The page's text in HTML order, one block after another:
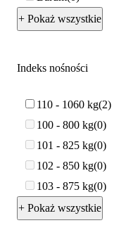
+ Pokaż wszystkie
Indeks nośności
110 - 1060 kg 2
100 - 800 kg 0
101 - 825 kg 0
102 - 850 kg 0
103 - 875 kg 0
+ Pokaż wszystkie